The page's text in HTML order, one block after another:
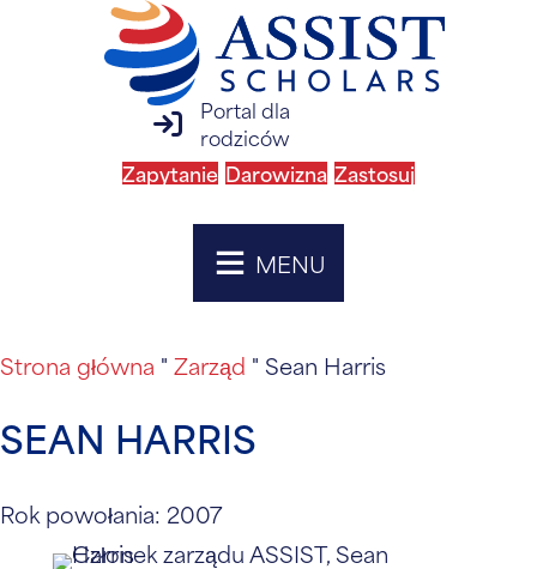
logowanie do portalu rodzica
Portal dla
rodziców
Zapytanie Darowizna Zastosuj
MENU
Strona główna " Zarząd " Sean Harris
SEAN HARRIS
Rok powołania: 2007